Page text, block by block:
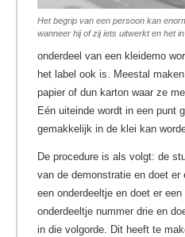
Het begrip van een persoon kan
wanneer hij of zij iets uitwerkt en het
onderdeel van een kleidemo
het label ook is. Meestal
papier of dun karton waar ze
Eén uiteinde wordt in een punt
gemakkelijk in de klei kan
De procedure is als volgt: de
van de demonstratie en doet
een onderdeeltje en doet er
onderdeeltje nummer drie en
in die volgorde. Dit heeft te